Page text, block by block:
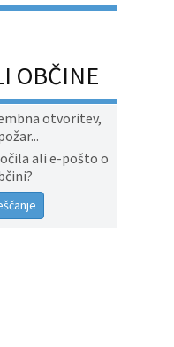
OBČINE
otvoritev,
ali e-pošto o